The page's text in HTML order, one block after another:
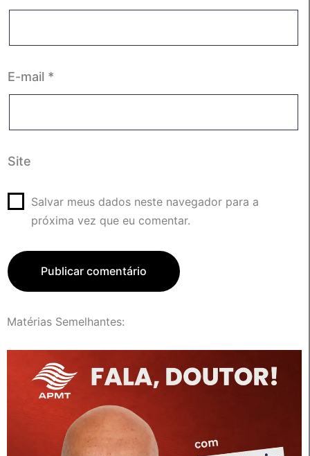
E-mail *
Site
Salvar meus dados neste navegador para a
próxima vez que eu comentar.
Matérias Semelhantes: